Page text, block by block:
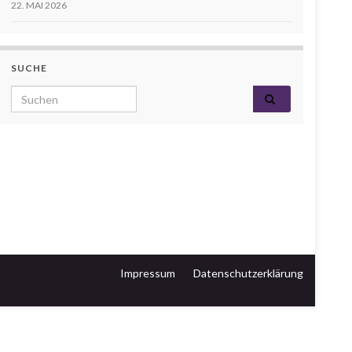
22. MAI 2026
SUCHE
Search for:
Impressum Datenschutzerklärung